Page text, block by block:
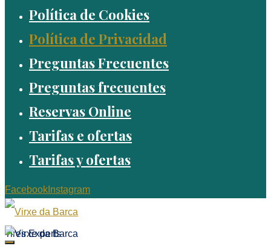
Política de Cookies
Política de Privacidad
Preguntas Frecuentes
Preguntas frecuentes
Reservas Online
Tarifas e ofertas
Tarifas y ofertas
Facebook Instagram
Tires Experts